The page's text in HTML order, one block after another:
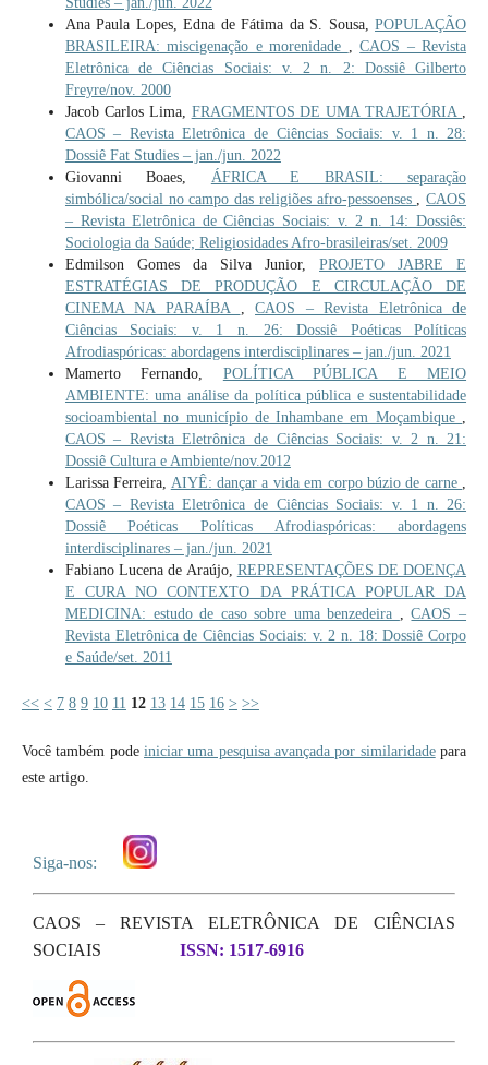
Ana Paula Lopes, Edna de Fátima da S. Sousa,POPULAÇÃO
BRASILEIRA: miscigenação e morenidade
,CAOS – Revista
Eletrônica de Ciências Sociais: v. 2 n. 2: Dossiê Gilberto
Freyre/nov. 2000
Jacob Carlos Lima, FRAGMENTOS DE UMA TRAJETÓRIA
CAOS – Revista Eletrônica de Ciências Sociais: v. 1 n. 28:
Dossiê Fat Studies – jan./jun. 2022
Giovanni Boaes, ÁFRICA E BRASIL: separação
simbólica/social no campo das religiões afro-pessoenses
,CAOS
– Revista Eletrônica de Ciências Sociais: v. 2 n. 14: Dossiês:
Sociologia da Saúde; Religiosidades Afro-brasileiras/set. 2009
Edmilson Gomes da Silva Junior,PROJETO JABRE E
ESTRATÉGIAS DE PRODUÇÃO E CIRCULAÇÃO DE
CINEMA NA PARAÍBA
,CAOS – Revista Eletrônica de
Ciências Sociais: v. 1 n. 26: Dossiê Poéticas Políticas
Afrodiaspóricas: abordagens interdisciplinares – jan./jun. 2021
Mamerto Fernando, POLÍTICA PÚBLICA E MEIO
AMBIENTE: uma análise da política pública e sustentabilidade
socioambiental no município de Inhambane em Moçambique
CAOS – Revista Eletrônica de Ciências Sociais: v. 2 n. 21:
Dossiê Cultura e Ambiente/nov.2012
Larissa Ferreira, AIYÊ: dançar a vida em corpo búzio de carne
CAOS – Revista Eletrônica de Ciências Sociais: v. 1 n. 26:
Dossiê Poéticas Políticas Afrodiaspóricas: abordagens
interdisciplinares – jan./jun. 2021
Fabiano Lucena de Araújo, REPRESENTAÇÕES DE DOENÇA
E CURA NO CONTEXTO DA PRÁTICA POPULAR DA
MEDICINA: estudo de caso sobre uma benzedeira
,CAOS –
Revista Eletrônica de Ciências Sociais: v. 2 n. 18: Dossiê Corpo
e Saúde/set. 2011
<< < 7 8 9 10 11 12 13 14 15 16 > >>
Você também pode iniciar uma pesquisa avançada por similaridadepara
este artigo.
Siga-nos:
CAOS – REVISTA ELETRÔNICA DE CIÊNCIAS
SOCIAIS
ISSN: 1517-6916